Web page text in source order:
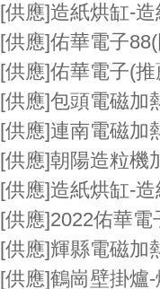
[供應]造紙烘缸-
[供應]佑華電子
[供應]佑華電子(
[供應]包頭電磁加
[供應]連南電磁加
[供應]朝陽造粒機
[供應]造紙烘缸-
[供應]2022佑華電
[供應]輝縣電磁加
[供應]鶴崗壁掛爐